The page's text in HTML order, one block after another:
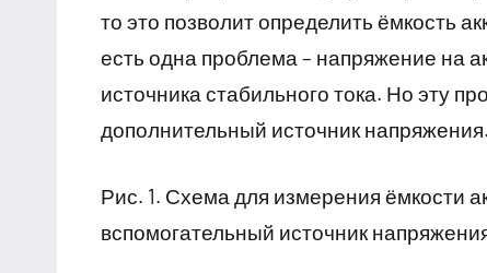
то это позволит определить ёмкость
есть одна проблема – напряжение на
источника стабильного тока. Но эту
дополнительный источник напряжения.
Рис. 1. Схема для измерения ёмкости
вспомогательный источник